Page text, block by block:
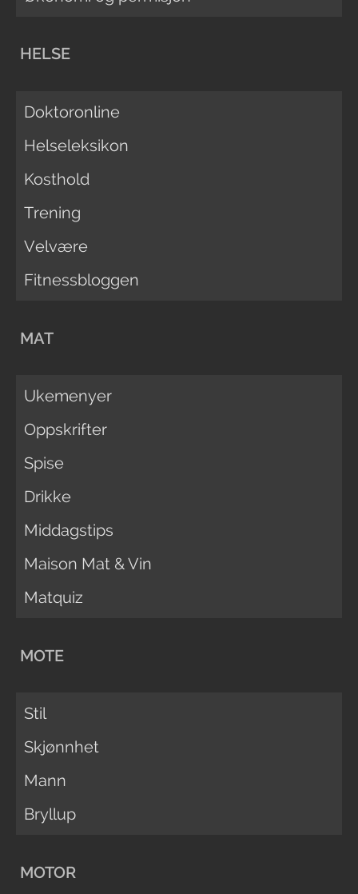
HELSE
Doktoronline
Helseleksikon
Kosthold
Trening
Velvære
Fitnessbloggen
MAT
Ukemenyer
Oppskrifter
Spise
Drikke
Middagstips
Maison Mat & Vin
Matquiz
MOTE
Stil
Skjønnhet
Mann
Bryllup
MOTOR